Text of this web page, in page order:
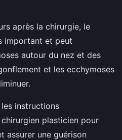
après la chirurgie, le
important et peut
autour du nez et des
et les ecchymoses
instructions
plasticien pour
assurer une guérison